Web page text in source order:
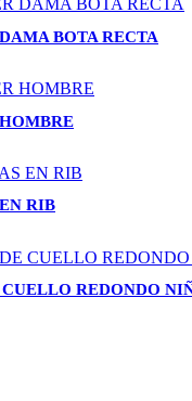
BOTA RECTA
RIB
REDONDO